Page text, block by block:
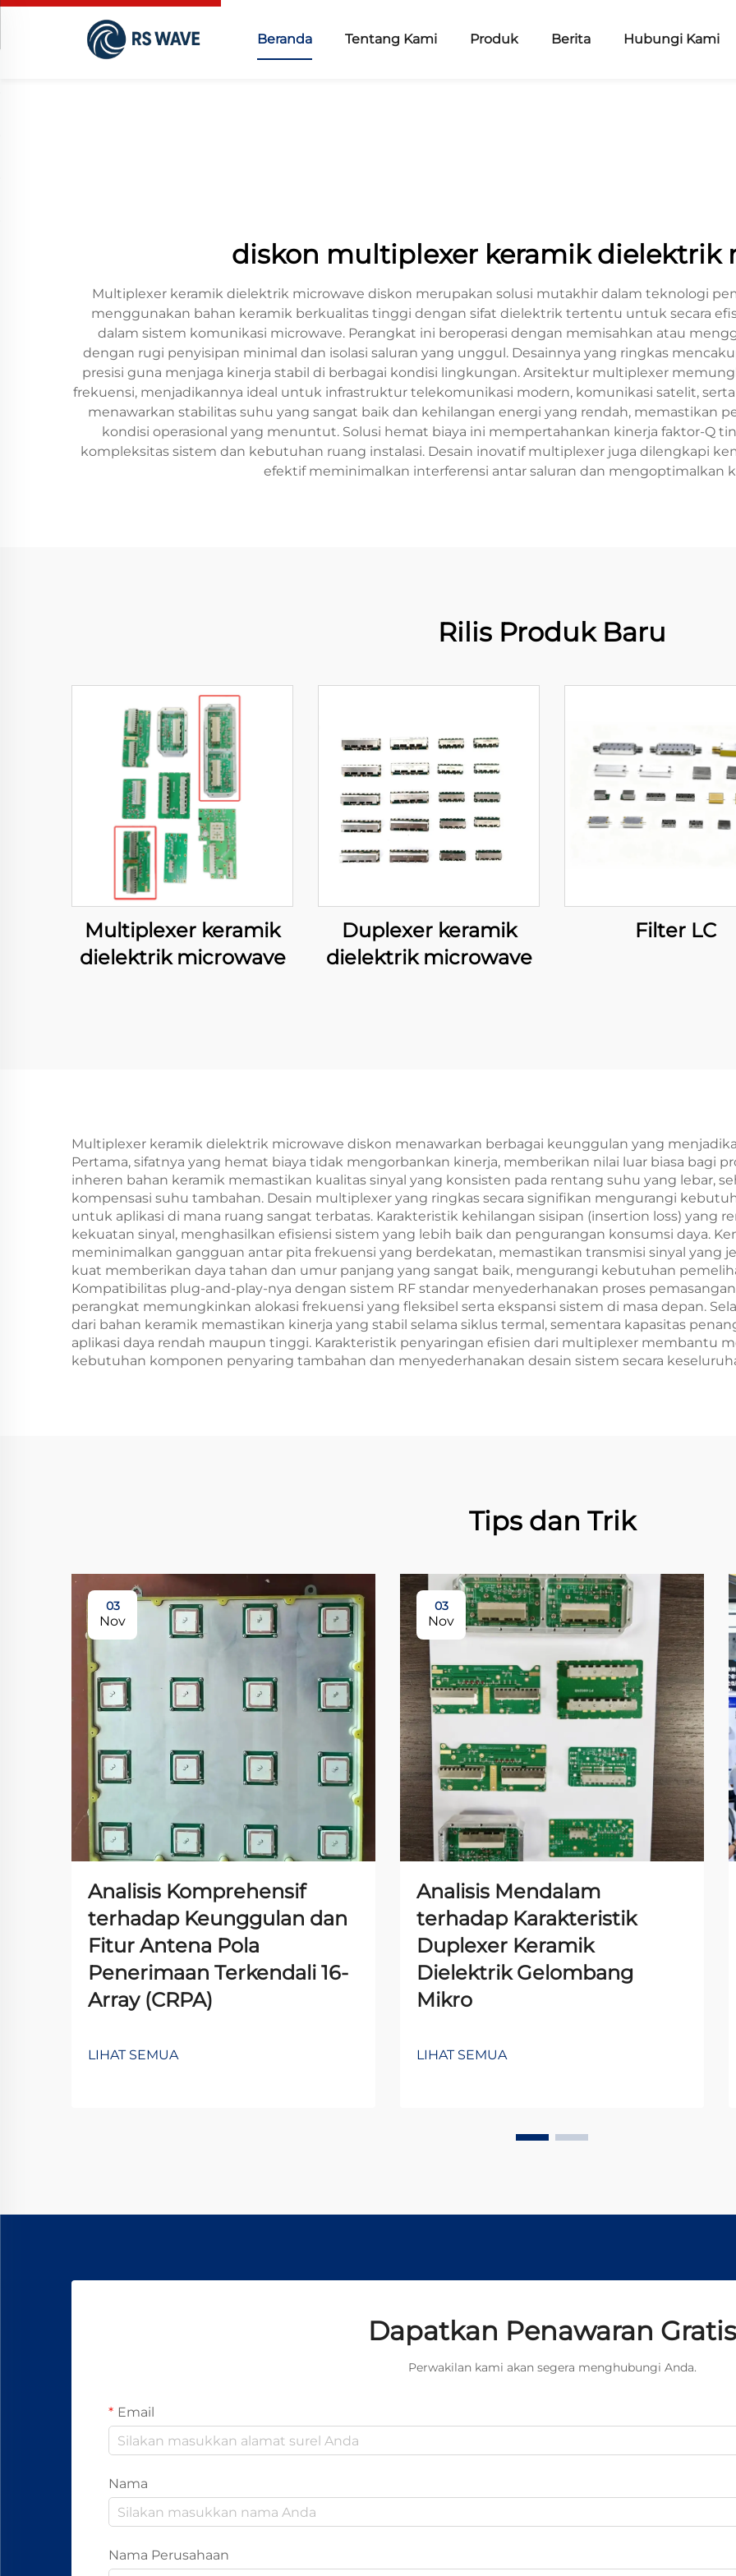
Beranda Tentang Kami Produk Berita Hubungi Kami
diskon multiplexer keramik dielektrik
Multiplexer keramik dielektrik microwave diskon merupakan solusi mutakhir dalam teknologi
menggunakan bahan keramik berkualitas tinggi dengan sifat dielektrik tertentu untuk secara
dalam sistem komunikasi microwave. Perangkat ini beroperasi dengan memisahkan atau
dengan rugi penyisipan minimal dan isolasi saluran yang unggul. Desainnya yang ringkas
presisi guna menjaga kinerja stabil di berbagai kondisi lingkungan. Arsitektur multiplexer
frekuensi, menjadikannya ideal untuk infrastruktur telekomunikasi modern, komunikasi satelit,
menawarkan stabilitas suhu yang sangat baik dan kehilangan energi yang rendah, memastikan
kondisi operasional yang menuntut. Solusi hemat biaya ini mempertahankan kinerja faktor-Q
kompleksitas sistem dan kebutuhan ruang instalasi. Desain inovatif multiplexer juga dilengkapi
efektif meminimalkan interferensi antar saluran dan mengoptimalkan
Rilis Produk Baru
Multiplexer keramik
dielektrik microwave
Duplexer keramik
dielektrik microwave
Filter LC
Multiplexer keramik dielektrik microwave diskon menawarkan berbagai keunggulan yang
Pertama, sifatnya yang hemat biaya tidak mengorbankan kinerja, memberikan nilai luar biasa bagi
inheren bahan keramik memastikan kualitas sinyal yang konsisten pada rentang suhu yang lebar,
kompensasi suhu tambahan. Desain multiplexer yang ringkas secara signifikan mengurangi
untuk aplikasi di mana ruang sangat terbatas. Karakteristik kehilangan sisipan (insertion loss) yang
kekuatan sinyal, menghasilkan efisiensi sistem yang lebih baik dan pengurangan konsumsi daya.
meminimalkan gangguan antar pita frekuensi yang berdekatan, memastikan transmisi sinyal yang
kuat memberikan daya tahan dan umur panjang yang sangat baik, mengurangi kebutuhan
Kompatibilitas plug-and-play-nya dengan sistem RF standar menyederhanakan proses
perangkat memungkinkan alokasi frekuensi yang fleksibel serta ekspansi sistem di masa depan.
dari bahan keramik memastikan kinerja yang stabil selama siklus termal, sementara kapasitas
aplikasi daya rendah maupun tinggi. Karakteristik penyaringan efisien dari multiplexer membantu
kebutuhan komponen penyaring tambahan dan menyederhanakan desain sistem secara
Tips dan Trik
03
Nov
Analisis Komprehensif
terhadap Keunggulan dan
Fitur Antena Pola
Penerimaan Terkendali 16-
Array (CRPA)
LIHAT SEMUA
03
Nov
Analisis Mendalam
terhadap Karakteristik
Duplexer Keramik
Dielektrik Gelombang
Mikro
LIHAT SEMUA
Dapatkan Penawaran Gratis
Perwakilan kami akan segera menghubungi Anda.
Email
Nama
Nama Perusahaan